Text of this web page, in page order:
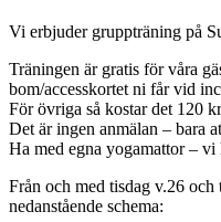
Vi erbjuder gruppträning på
Träningen är gratis för våra
bom/accesskortet ni får vid
För övriga så kostar det 120
Det är ingen anmälan – bara
Ha med egna yogamattor – vi
Från och med tisdag v.26
nedanstående schema: